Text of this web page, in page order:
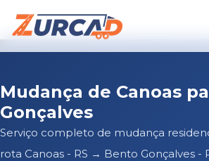
Mudança de Canoas
Gonçalves
Serviço completo de mudança
rota Canoas - RS → Bento Gonçalves -